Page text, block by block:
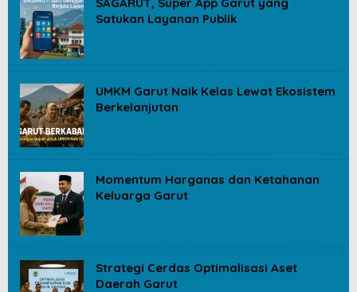
Satukan Layanan Publik
UMKM Garut Naik Kelas Lewat Ekosistem
Berkelanjutan
Momentum Harganas dan Ketahanan
Keluarga Garut
Strategi Cerdas Optimalisasi Aset
Daerah Garut